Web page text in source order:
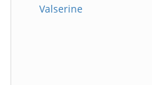
Valserine